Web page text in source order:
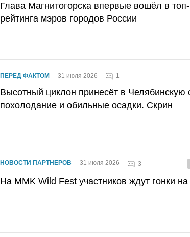
Глава Магнитогорска впервые вошёл в
рейтинга мэров городов России
ПЕРЕД ФАКТОМ 31 июля 2026 1
Высотный циклон принесёт в Челябинскую
похолодание и обильные осадки. Скрин
НОВОСТИ ПАРТНЕРОВ 31 июля 2026 3
На MMK Wild Fest участников ждут гонки на